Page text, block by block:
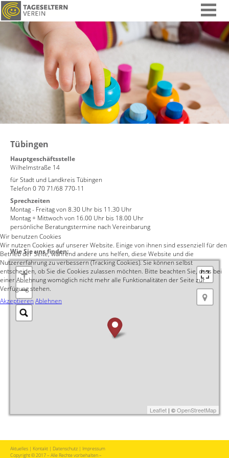
Tübingen
Hauptgeschäftsstelle
Wilhelmstraße 14
für Stadt und Landkreis Tübingen
Telefon 0 70 71/68 770-11
Sprechzeiten
Montag - Freitag von 8.30 Uhr bis 11.30 Uhr
Montag + Mittwoch von 16.00 Uhr bis 18.00 Uhr
persönliche Beratungstermine nach Vereinbarung
Wie Sie uns finden:
+
−
Leaflet | ©OpenStreetMap
Aktuelles | Kontakt | Datenschutz | Impressum
Copyright © 2017 – Alle Rechte vorbehalten –
Wir benutzen Cookies
Wir nutzen Cookies auf unserer Website. Einige von ihnen sind essenziell für den
Betrieb der Seite, während andere uns helfen, diese Website und die
Nutzererfahrung zu verbessern (Tracking Cookies). Sie können selbst
entscheiden, ob Sie die Cookies zulassen möchten. Bitte beachten Sie, dass bei
einer Ablehnung womöglich nicht mehr alle Funktionalitäten der Seite zur
Verfügung stehen.
Akzeptieren Ablehnen